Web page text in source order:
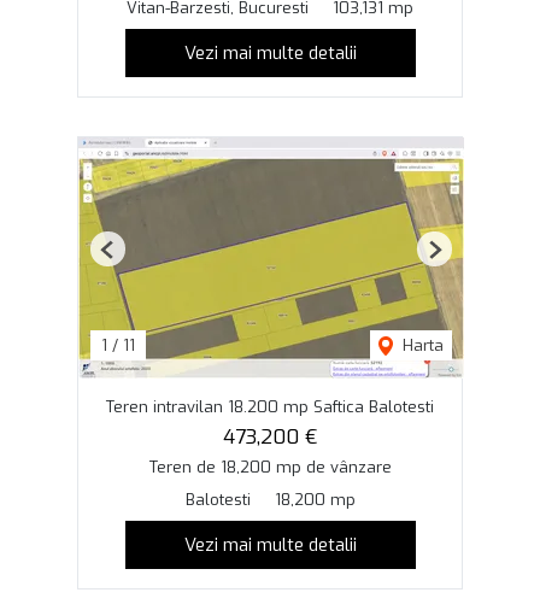
Vitan-Barzesti, Bucuresti
103,131 mp
Vezi mai multe detalii
1 / 11 Harta
Previous Next
Teren intravilan 18.200 mp Saftica Balotesti
473,200 €
Teren de 18,200 mp de vânzare
Balotesti
18,200 mp
Vezi mai multe detalii